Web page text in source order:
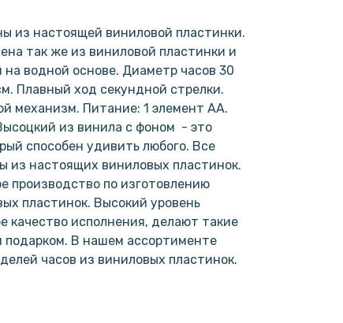
из настоящей виниловой пластинки.
так же из виниловой пластинки и
на водной основе. Диаметр часов 30
Плавный ход секундной стрелки.
механизм. Питание: 1 элемент АА.
из винила с фоном - это
способен удивить любого. Все
из настоящих виниловых пластинок.
производство по изготовлению
пластинок. Высокий уровень
качество исполнения, делают такие
подарком. В нашем ассортименте
часов из виниловых пластинок.